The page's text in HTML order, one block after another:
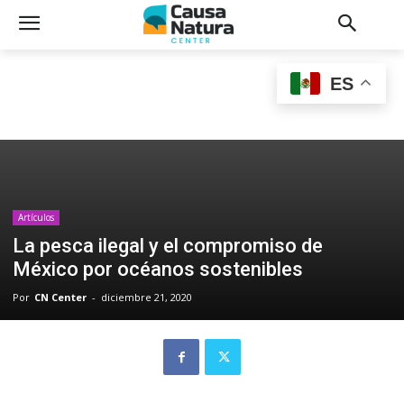
Artículos
La pesca ilegal y el compromiso de
México por océanos sostenibles
Por CN Center - diciembre 21, 2020
ES